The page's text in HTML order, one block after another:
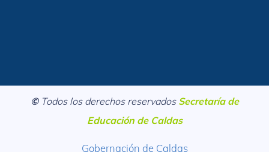
©Todos los derechos reservados Secretaría de
Educación de Caldas
Gobernación de Caldas